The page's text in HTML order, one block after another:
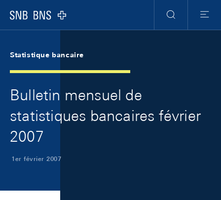
Logo
RechercheMenu
Statistique bancaire
Bulletin mensuel de
statistiques bancaires février
2007
1er février 2007